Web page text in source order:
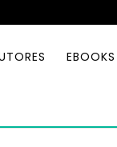
EBOOKS